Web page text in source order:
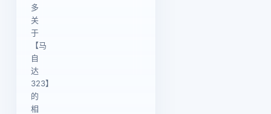
多
关
于
【马
自
达
323】
的
相